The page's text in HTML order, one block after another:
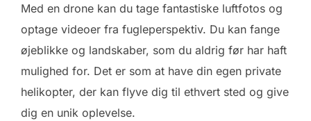
Med en drone kan du tage fantastiske luftfotos og
optage videoer fra fugleperspektiv. Du kan fange
øjeblikke og landskaber, som du aldrig før har haft
mulighed for. Det er som at have din egen private
helikopter, der kan flyve dig til ethvert sted og give
dig en unik oplevelse.